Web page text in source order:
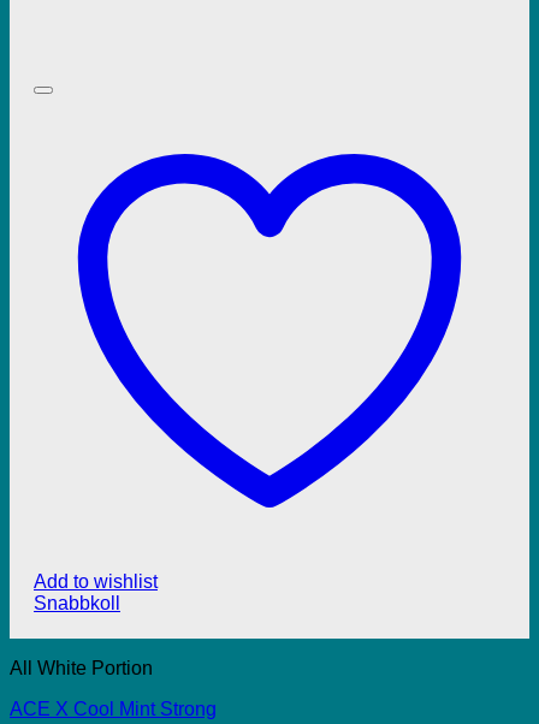
Add to wishlist
Snabbkoll
All White Portion
ACE X Cool Mint Strong